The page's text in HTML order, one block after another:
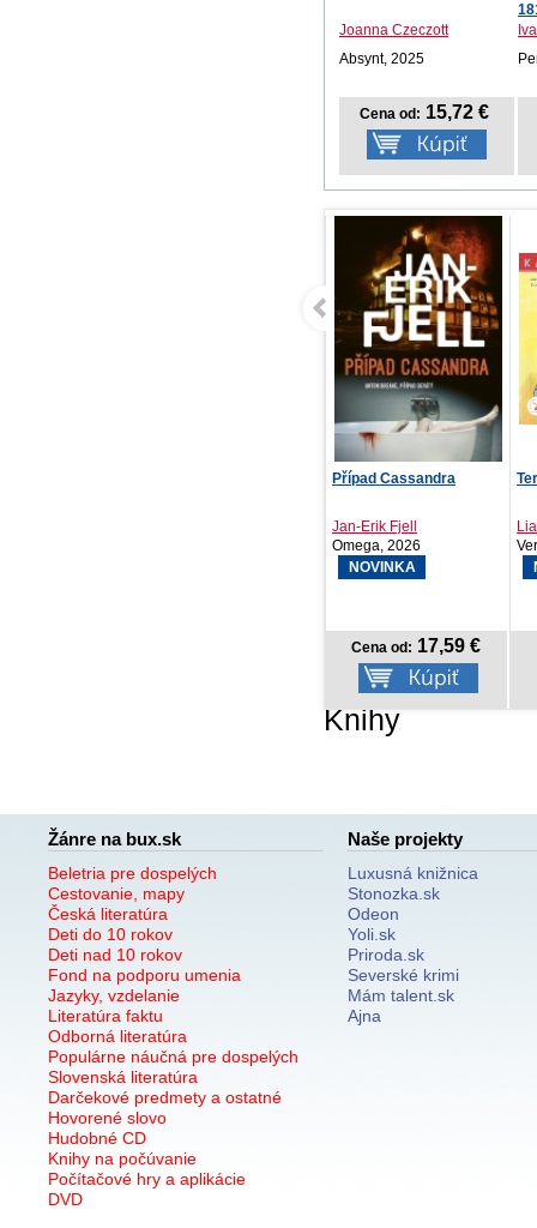
Joanna Czeczott
Absynt, 2025
Cena od: 15,72 €
Terka v nemocnici
Liane Schneider
Verbarium, 2026
NOVINKA
Cena od: 5,99 €
Knihy
Žánre na bux.sk
Beletria pre dospelých
Cestovanie, mapy
Česká literatúra
Deti do 10 rokov
Deti nad 10 rokov
Fond na podporu umenia
Jazyky, vzdelanie
Literatúra faktu
Odborná literatúra
Populárne náučná pre dospelých
Slovenská literatúra
Darčekové predmety a ostatné
Hovorené slovo
Hudobné CD
Knihy na počúvanie
Počítačové hry a aplikácie
DVD
Naše projekty
Luxusná knižnica
Stonozka.sk
Odeon
Yoli.sk
Priroda.sk
Severské krimi
Mám talent.sk
Ajna